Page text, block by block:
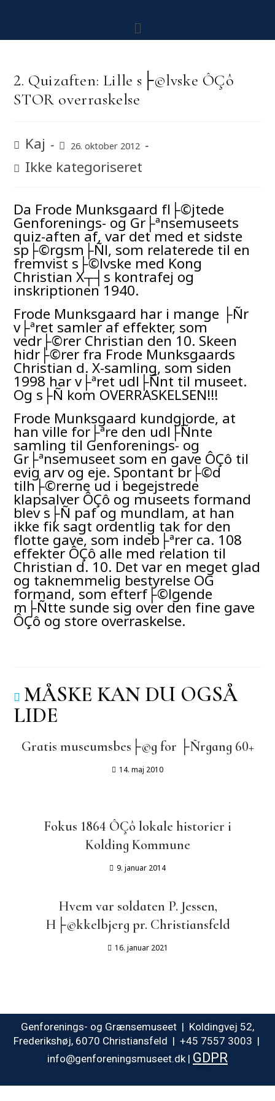
2. Quizaften: Lille s├©lvske ÔÇô
STOR overraskelse
Kaj 26. oktober 2012
Ikke kategoriseret
Da Frode Munksgaard fl├©jtede
Genforenings- og Gr├ªnsemuseets
quiz-aften af, var det med et sidste
sp├©rgsm├Ñl, som relaterede til en
fremvist s├©lvske med Kong
Christian X┬┤s kontrafej og
inskriptionen 1940.
Frode Munksgaard har i mange ├Ñr
v├ªret samler af effekter, som
vedr├©rer Christian den 10. Skeen
hidr├©rer fra Frode Munksgaards
Christian d. X-samling, som siden
1998 har v├ªret udl├Ñnt til museet.
Og s├Ñ kom OVERRASKELSEN!!!
Frode Munksgaard kundgjorde, at
han ville for├ªre den udl├Ñnte
samling til Genforenings- og
Gr├ªnsemuseet som en gave ÔÇô til
evig arv og eje. Spontant br├©d
tilh├©rerne ud i begejstrede
klapsalver ÔÇô og museets formand
blev s├Ñ paf og mundlam, at han
ikke fik sagt ordentlig tak for den
flotte gave, som indeb├ªrer ca. 108
effekter ÔÇô alle med relation til
Christian d. 10. Det var en meget glad
og taknemmelig bestyrelse OG
formand, som efterf├©lgende
m├Ñtte sunde sig over den fine gave
ÔÇô og store overraskelse.
MÅSKE KAN DU OGSÅ
LIDE
Gratis museumsbes├©g for ├Ñrgang 60+
14. maj 2010
Fokus 1864 ÔÇô lokale historier i
Kolding Kommune
9. januar 2014
Hvem var soldaten P. Jessen,
H├©kkelbjerg pr. Christiansfeld
16. januar 2021
Genforenings- og Grænsemuseet | Koldingvej 52,
Frederikshøj, 6070 Christiansfeld | +45 7557 3003 |
info@genforeningsmuseet.dk | GDPR